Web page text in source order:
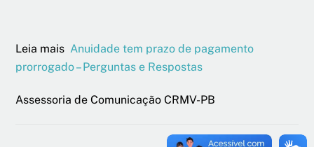
Leia maisAnuidade tem prazo de pagamento
prorrogado – Perguntas e Respostas
Assessoria de Comunicação CRMV-PB